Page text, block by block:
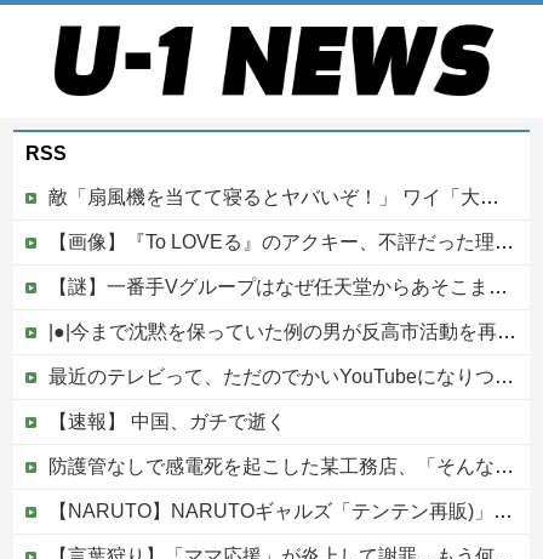
RSS
敵「扇風機を当てて寝るとヤバいぞ！」 ワイ「大丈夫やろｗｗｗ」扇風機ポチー
【画像】『To LOVEる』のアクキー、不評だった理由が明確すぎる
【謎】一番手Vグループはなぜ任天堂からあそこまで寵愛されるんだ？
|●|今まで沈黙を保っていた例の男が反高市活動を再開した模様、財務省を手を組んでの返り咲きが狙いか？
最近のテレビって、ただのでかいYouTubeになりつつあるよな他
【速報】 中国、ガチで逝く
防護管なしで感電死を起こした某工務店、「そんな危険な現場お断りしますわ!と断って正解やったわ」と業者が業界事情を告白
【NARUTO】NARUTOギャルズ「テンテン再販)」フィギュア【明日予約開始】